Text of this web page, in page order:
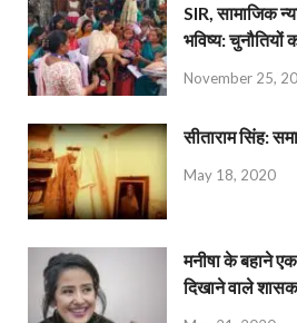
SIR, सामाजिक
भविष्य: चुनौतियों
November 25,
सीताराम सिंह:
May 18, 2020
मनीषा के बहाने
दिखाने वाले